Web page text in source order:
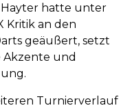
hatte unter
Kritik an den
geäußert, setzt
Akzente und
Turnierverlauf